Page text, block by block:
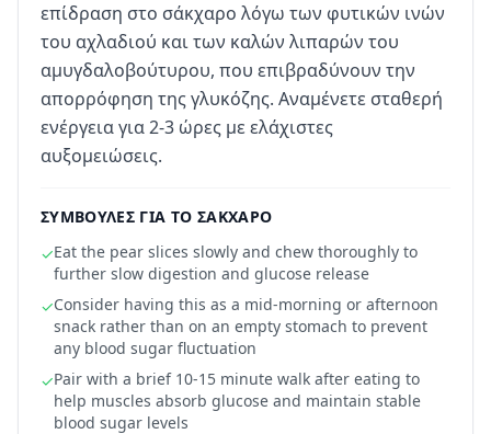
επίδραση στο σάκχαρο λόγω των φυτικών ινών
του αχλαδιού και των καλών λιπαρών του
αμυγδαλοβούτυρου, που επιβραδύνουν την
απορρόφηση της γλυκόζης. Αναμένετε σταθερή
ενέργεια για 2-3 ώρες με ελάχιστες
αυξομειώσεις.
ΣΥΜΒΟΥΛΈΣ ΓΙΑ ΤΟ ΣΆΚΧΑΡΟ
✓Eat the pear slices slowly and chew thoroughly to
further slow digestion and glucose release
✓Consider having this as a mid-morning or afternoon
snack rather than on an empty stomach to prevent
any blood sugar fluctuation
✓Pair with a brief 10-15 minute walk after eating to
help muscles absorb glucose and maintain stable
blood sugar levels